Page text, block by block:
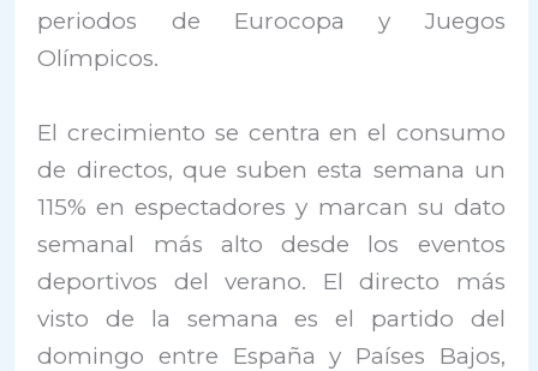
periodos de Eurocopa y Juegos
Olímpicos.
El crecimiento se centra en el consumo
de directos, que suben esta semana un
115% en espectadores y marcan su dato
semanal más alto desde los eventos
deportivos del verano. El directo más
visto de la semana es el partido del
domingo entre España y Países Bajos,